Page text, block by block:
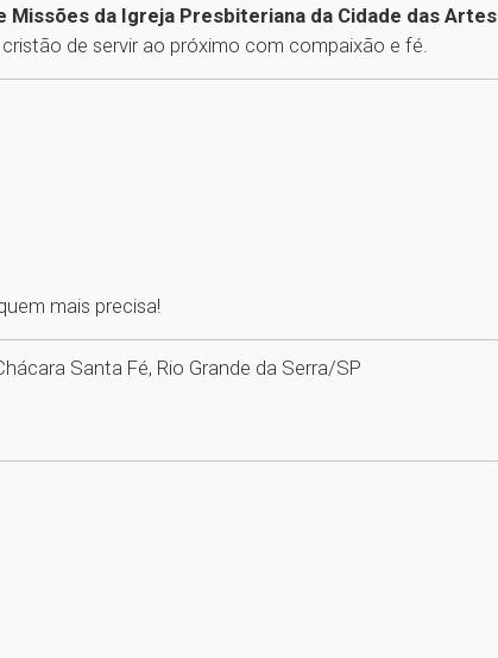
Missões da Igreja Presbiteriana da Cidade das Artes
de servir ao próximo com compaixão e fé.
mais precisa!
Santa Fé, Rio Grande da Serra/SP